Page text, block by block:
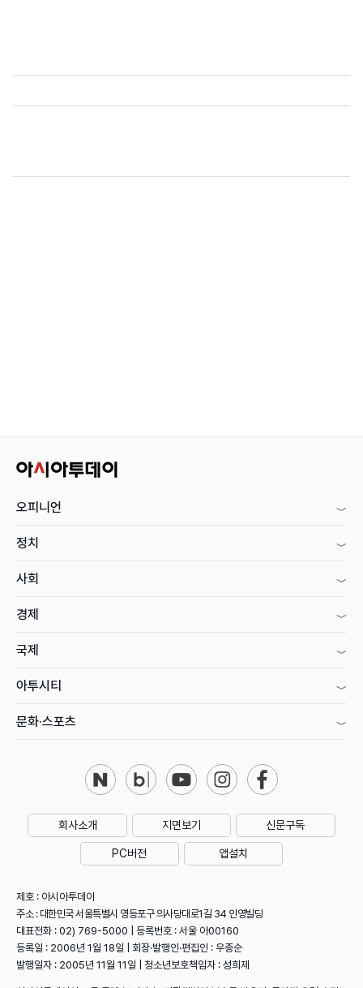
오피니언
정치
사회
경제
국제
아투시티
문화·스포츠
회사소개 지면보기 신문구독
PC버전 앱설치
제호 : 아시아투데이
주소 : 대한민국 서울특별시 영등포구 의사당대로1길 34 인영빌딩
대표전화 : 02) 769-5000 | 등록번호 : 서울 아00160
등록일 : 2006년 1월 18일 | 회장·발행인·편집인 : 우종순
발행일자 : 2005년 11월 11일 | 청소년보호책임자 : 성희제